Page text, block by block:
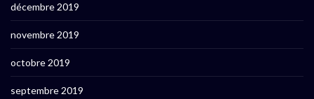
décembre 2019
novembre 2019
octobre 2019
septembre 2019